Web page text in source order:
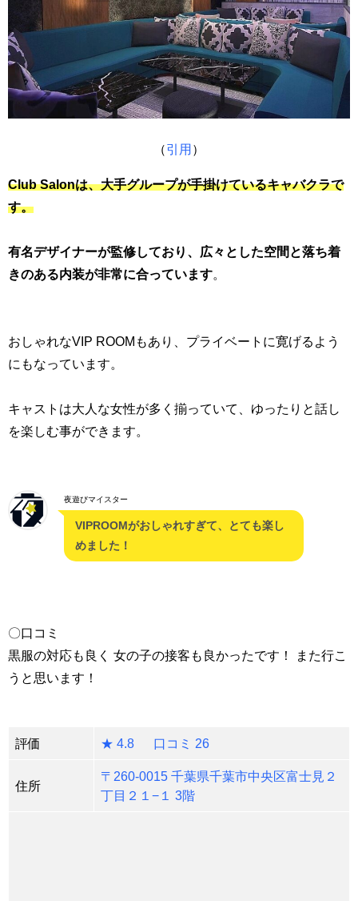
（引用）
Club Salonは、大手グループが手掛けているキャバクラで
す。
有名デザイナーが監修しており、広々とした空間と落ち着
きのある内装が非常に合っています
おしゃれなVIP ROOMもあり、プライベートに寛げるよう
にもなっています。
キャストは大人な女性が多く揃っていて、ゆったりと話し
を楽しむ事ができます。
夜遊びマイスター
VIPROOMがおしゃれすぎて、とても楽し
めました！
〇口コミ
黒服の対応も良く 女の子の接客も良かったです！ また行こ
うと思います！
評価 ★ 4.8 口コミ 26
住所
〒260-0015 千葉県千葉市中央区富士見２
丁目２１−１ 3階